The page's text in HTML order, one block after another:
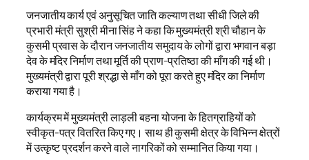
जनजातीय कार्य एवं अनुसूचित जाति कल्याण तथा सीधी जिले की
प्रभारी मंत्री सुश्री मीना सिंह ने कहा कि मुख्यमंत्री श्री चौहान के
कुसमी प्रवास के दौरान जनजातीय समुदाय के लोगों द्वारा भगवान बड़ा
देव के मंदिर निर्माण तथा मूर्ति की प्राण-प्रतिष्ठा की माँग की गई थी।
मुख्यमंत्री द्वारा पूरी श्रद्धा से माँग को पूरा करते हुए मंदिर का निर्माण
कराया गया है।
कार्यक्रम में मुख्यमंत्री लाड़ली बहना योजना के हितग्राहियों को
स्वीकृत-पत्र वितरित किए गए। साथ ही कुसमी क्षेत्र के विभिन्न क्षेत्रों
में उत्कृष्ट प्रदर्शन करने वाले नागरिकों को सम्मानित किया गया।